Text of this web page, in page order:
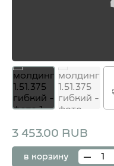
3 453.00 RUB
в корзину